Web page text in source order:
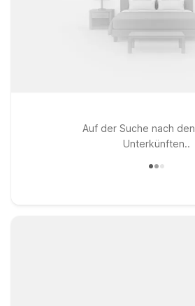
Auf der Suche nach
Unterkünften..